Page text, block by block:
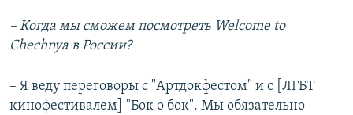
– Когда мы сможем посмотреть Welcome to
Chechnya в России?
– Я веду переговоры с "Артдокфестом" и с [ЛГБТ
кинофестивалем] "Бок о бок". Мы обязательно